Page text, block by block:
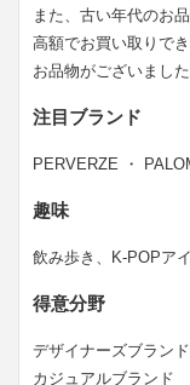
また、古い年代のお
高額でお買い取りで
お品物がございまし
注目ブランド
PERVERZE ・
趣味
飲み歩き、K-POPア
得意分野
デザイナーズブラン
カジュアルブランド